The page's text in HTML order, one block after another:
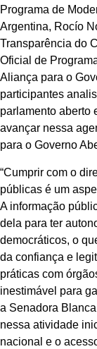
Programa de
Argentina, Rocío
Transparência do
Oficial de
Aliança para o
participantes
parlamento aberto
avançar nessa
para o Governo
“Cumprir com o
públicas é um
A informação
dela para ter
democráticos, o
da confiança e
práticas com
inestimável para
a Senadora
nessa atividade
nacional e o